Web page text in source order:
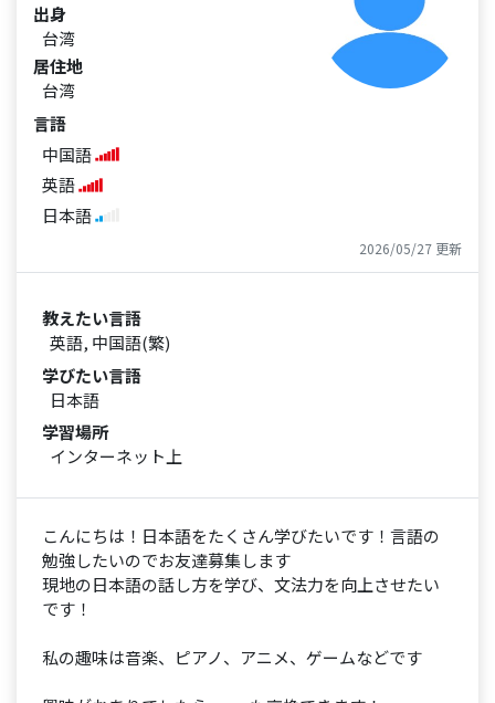
出身
台湾
居住地
台湾
言語
中国語
英語
日本語
2026/05/27 更新
教えたい言語
英語, 中国語(繁)
学びたい言語
日本語
学習場所
インターネット上
こんにちは！日本語をたくさん学びたいです！言語の
勉強したいのでお友達募集します
現地の日本語の話し方を学び、文法力を向上させたい
です！
私の趣味は音楽、ピアノ、アニメ、ゲームなどです